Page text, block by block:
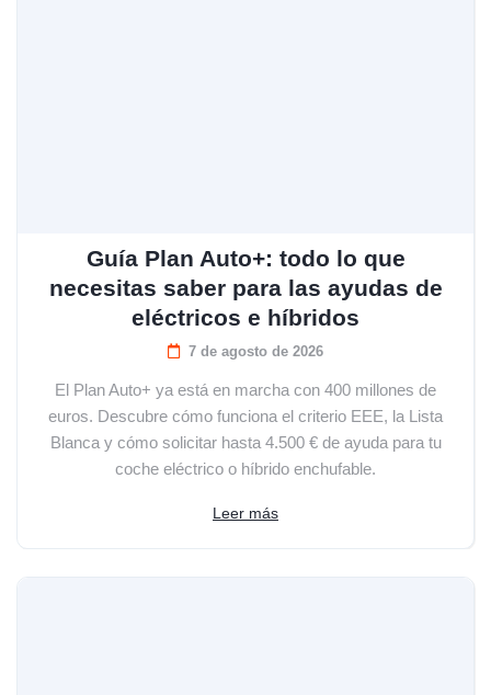
Guía Plan Auto+: todo lo que
necesitas saber para las ayudas de
eléctricos e híbridos
7 de agosto de 2026
El Plan Auto+ ya está en marcha con 400 millones de
euros. Descubre cómo funciona el criterio EEE, la Lista
Blanca y cómo solicitar hasta 4.500 € de ayuda para tu
coche eléctrico o híbrido enchufable.
Leer más